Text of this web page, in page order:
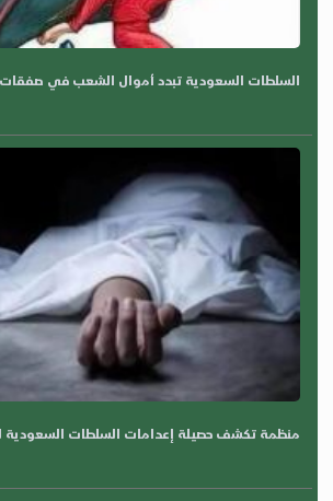
السلطات السعودية تبدد أموال الشعب في
منظمة تكشف حصيلة إعدامات السلطات السعودية